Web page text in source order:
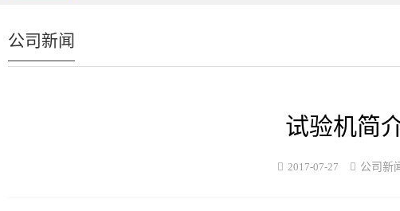
公司新闻
试验机简
2017-07-27 公司新